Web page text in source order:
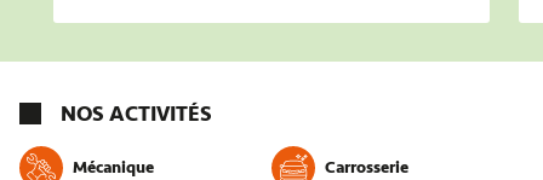
NOS ACTIVITÉS
Mécanique Carrosserie